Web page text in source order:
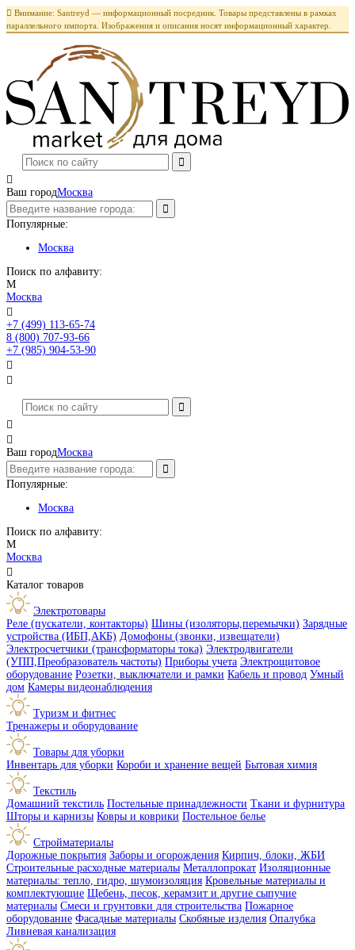
 Внимание: Santreyd — информационный посредник. Товары представлены в рамках
параллельного импорта. Изображения и описания носят информационный характер.

Ваш городМосква
Популярные:
Москва
Поиск по алфавиту:
М
Москва

+7 (499) 113-65-74
8 (800) 707-93-66
+7 (985) 904-53-90




Ваш городМосква
Популярные:
Москва
Поиск по алфавиту:
М
Москва

Каталог товаров
Электротовары
Реле (пускатели, контакторы) Шины (изоляторы,перемычки) Зарядные
устройства (ИБП,АКБ) Домофоны (звонки, извещатели)
Электросчетчики (трансформаторы тока) Электродвигатели
(УПП,Преобразователь частоты) Приборы учета Электрощитовое
оборудование Розетки, выключатели и рамки Кабель и провод Умный
дом Камеры видеонаблюдения
Туризм и фитнес
Тренажеры и оборудование
Товары для уборки
Инвентарь для уборки Короби и хранение вещей Бытовая химия
Текстиль
Домашний текстиль Постельные принадлежности Ткани и фурнитура
Шторы и карнизы Ковры и коврики Постельное белье
Стройматериалы
Дорожные покрытия Заборы и огорождения Кирпич, блоки, ЖБИ
Строительные расходные материалы Металлопрокат Изоляционные
материалы: тепло, гидро, шумоизоляция Кровельные материалы и
комплектующие Щебень, песок, керамзит и другие сыпучие
материалы Смеси и грунтовки для строительства Пожарное
оборудование Фасадные материалы Скобяные изделия Опалубка
Ливневая канализация